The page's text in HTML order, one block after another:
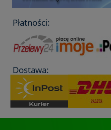
Płatności:
Dostawa: